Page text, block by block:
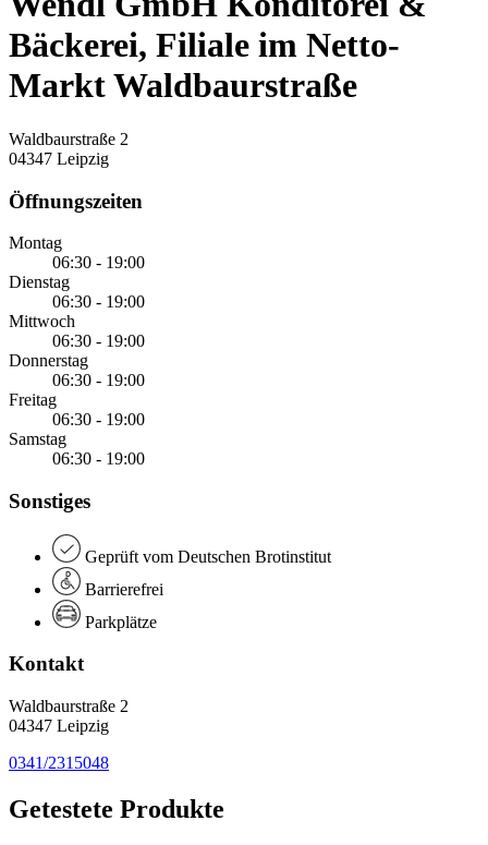
Bäckerei, Filiale im Netto-
Markt Waldbaurstraße
Waldbaurstraße 2
04347 Leipzig
Öffnungszeiten
Montag
06:30 - 19:00
Dienstag
06:30 - 19:00
Mittwoch
06:30 - 19:00
Donnerstag
06:30 - 19:00
Freitag
06:30 - 19:00
Samstag
06:30 - 19:00
Sonstiges
Geprüft vom Deutschen Brotinstitut
Barrierefrei
Parkplätze
Kontakt
Waldbaurstraße 2
04347 Leipzig
0341/2315048
Getestete Produkte